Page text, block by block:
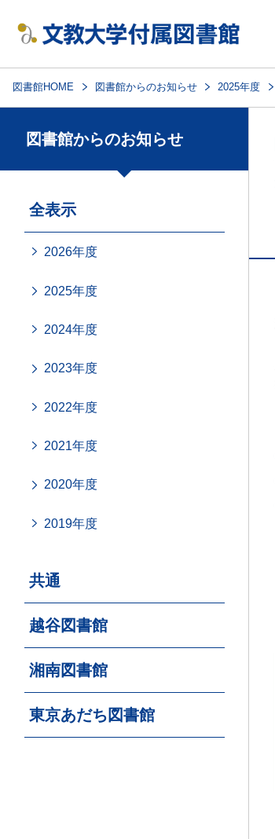
図書館HOME 図書館からのお知らせ 2025年度
図書館からのお知らせ
全表示
2026年度
2025年度
2024年度
2023年度
2022年度
2021年度
2020年度
2019年度
共通
越谷図書館
湘南図書館
東京あだち図書館